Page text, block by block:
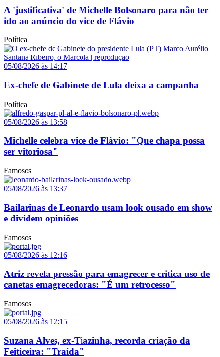
A 'justificativa' de Michelle Bolsonaro para não ter
ido ao anúncio do vice de Flávio
Política
05/08/2026 às 14:17
Ex-chefe de Gabinete de Lula deixa a campanha
Política
05/08/2026 às 13:58
Michelle celebra vice de Flávio: "Que chapa possa
ser vitoriosa"
Famosos
05/08/2026 às 13:37
Bailarinas de Leonardo usam look ousado em show
e dividem opiniões
Famosos
05/08/2026 às 12:16
Atriz revela pressão para emagrecer e critica uso de
canetas emagrecedoras: "É um retrocesso"
Famosos
05/08/2026 às 12:15
Suzana Alves, ex-Tiazinha, recorda criação da
Feiticeira: "Traída"